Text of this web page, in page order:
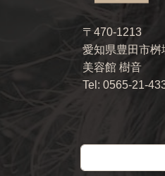
〒470-1213
愛知県豊田市桝
美容館 樹音
Tel: 0565-21-